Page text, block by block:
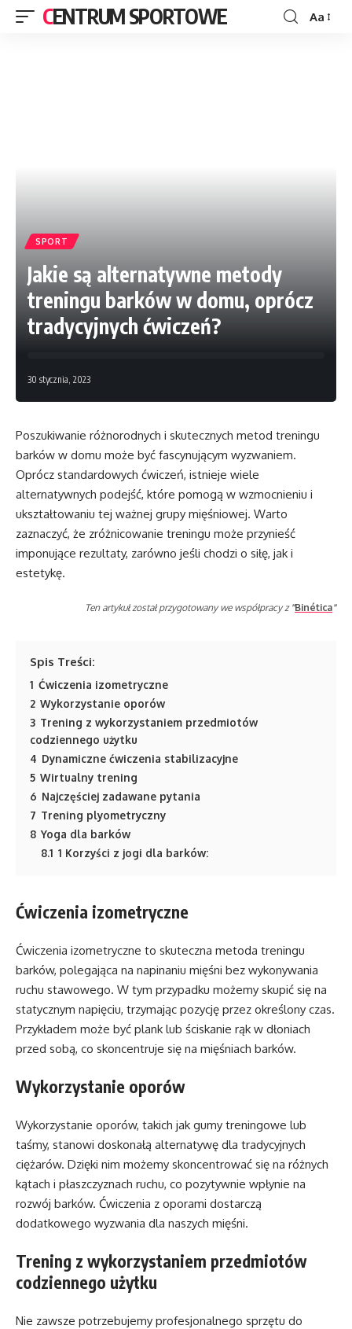
CENTRUM SPORTOWE Aa
SPORT
Jakie są alternatywne metody
treningu barków w domu, oprócz
tradycyjnych ćwiczeń?
30 stycznia, 2023
Poszukiwanie różnorodnych i skutecznych metod treningu
barków w domu może być fascynującym wyzwaniem.
Oprócz standardowych ćwiczeń, istnieje wiele
alternatywnych podejść, które pomogą w wzmocnieniu i
ukształtowaniu tej ważnej grupy mięśniowej. Warto
zaznaczyć, że zróżnicowanie treningu może przynieść
imponujące rezultaty, zarówno jeśli chodzi o siłę, jak i
estetykę.
Ten artykuł został przygotowany we współpracy z "Binética"
Spis Treści:
1 Ćwiczenia izometryczne
2 Wykorzystanie oporów
3 Trening z wykorzystaniem przedmiotów
codziennego użytku
4 Dynamiczne ćwiczenia stabilizacyjne
5 Wirtualny trening
6 Najczęściej zadawane pytania
7 Trening plyometryczny
8 Yoga dla barków
8.1 1 Korzyści z jogi dla barków:
Ćwiczenia izometryczne
Ćwiczenia izometryczne to skuteczna metoda treningu
barków, polegająca na napinaniu mięśni bez wykonywania
ruchu stawowego. W tym przypadku możemy skupić się na
statycznym napięciu, trzymając pozycję przez określony czas.
Przykładem może być plank lub ściskanie rąk w dłoniach
przed sobą, co skoncentruje się na mięśniach barków.
Wykorzystanie oporów
Wykorzystanie oporów, takich jak gumy treningowe lub
taśmy, stanowi doskonałą alternatywę dla tradycyjnych
ciężarów. Dzięki nim możemy skoncentrować się na różnych
kątach i płaszczyznach ruchu, co pozytywnie wpłynie na
rozwój barków. Ćwiczenia z oporami dostarczą
dodatkowego wyzwania dla naszych mięśni.
Trening z wykorzystaniem przedmiotów
codziennego użytku
Nie zawsze potrzebujemy profesjonalnego sprzętu do